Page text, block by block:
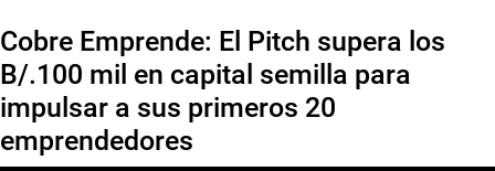
Cobre Emprende: El Pitch supera los
B/.100 mil en capital semilla para
impulsar a sus primeros 20
emprendedores